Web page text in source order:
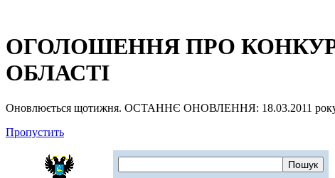
ОГОЛОШЕННЯ ПРО
ОБЛАСТІ
Оновлюється щотижня. ОСТАННЄ ОНОВЛЕННЯ: 18.03.2011
Пропустить